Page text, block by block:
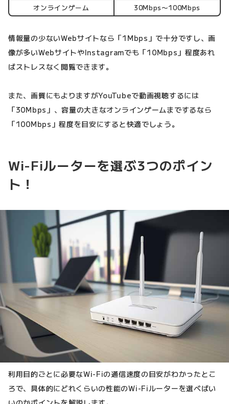
オンラインゲーム 30Mbps〜100Mbps
情報量の少ないWebサイトなら「1Mbps」で十分ですし、画
像が多いWebサイトやInstagramでも「10Mbps」程度あれ
ばストレスなく閲覧できます。
また、画質にもよりますがYouTubeで動画視聴するには
「30Mbps」、容量の大きなオンラインゲームまでするなら
「100Mbps」程度を目安にすると快適でしょう。
Wi-Fiルーターを選ぶ3つのポイン
ト！
利用目的ごとに必要なWi-Fiの通信速度の目安がわかったとこ
ろで、具体的にどれくらいの性能のWi-Fiルーターを選べばい